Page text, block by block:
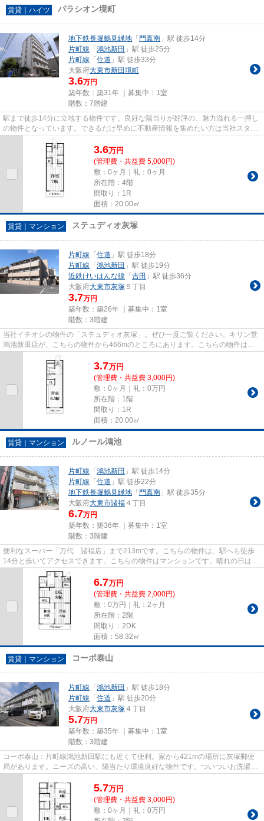
賃貸｜ハイツ パラシオン境町
地下鉄長堀鶴見緑地 「 門真南 」駅 徒歩14分
片町線 「 鴻池新田 」駅 徒歩25分
片町線 「 住道 」駅 徒歩33分
大阪府大東市新田境町
3.6万円
築年数：築31年 ｜募集中： 1室
階数：7階建
駅まで徒歩14分に立地する物件です。良好な陽当りが好評の、魅力溢れる一押し
の物件となっています。できるだけ早めに不動産情報を集めたい方は当社スタッ
フまでご連絡ください。地域...
3.6万円
(管理費・共益費 5,000円)
敷：0ヶ月｜礼：0ヶ月
所在階：4階
間取り：1R
面積：20.00㎡
賃貸｜マンション ステュディオ灰塚
片町線 「 住道 」駅 徒歩18分
片町線 「 鴻池新田 」駅 徒歩19分
近鉄けいはんな線 「 吉田 」駅 徒歩36分
大阪府大東市灰塚 ５丁目
3.7万円
築年数：築26年 ｜募集中： 1室
階数：3階建
当社イチオシの物件の「ステュディオ灰塚」。ぜひ一度ご覧ください。キリン堂
鴻池新田店が、こちらの物件から466mのところにあります。こちらの物件はマ
ンションです。陽が当たるマン...
3.7万円
(管理費・共益費 3,000円)
敷：0ヶ月｜礼：0万円
所在階：1階
間取り：1R
面積：20.00㎡
賃貸｜マンション ルノール鴻池
片町線 「 鴻池新田 」駅 徒歩14分
片町線 「 住道 」駅 徒歩22分
地下鉄長堀鶴見緑地 「 門真南 」駅 徒歩35分
大阪府大東市諸福 ４丁目
6.7万円
築年数：築36年 ｜募集中： 1室
階数：3階建
便利なスーパー「万代 諸福店」まで213mです。こちらの物件は、駅へも徒歩
14分と歩いてアクセスできます。こちらの物件はマンションです。晴れの日は気
持ち良い陽射しを感じながら一...
6.7万円
(管理費・共益費 2,000円)
敷：0万円｜礼：2ヶ月
所在階：2階
間取り：2DK
面積：58.32㎡
賃貸｜マンション コーポ泰山
片町線 「 鴻池新田 」駅 徒歩18分
片町線 「 住道 」駅 徒歩20分
大阪府大東市灰塚 ４丁目
5.7万円
築年数：築35年 ｜募集中： 1室
階数：3階建
コーポ泰山：片町線鴻池新田駅にも近くて便利。家から421mの場所に灰塚郵便
局があります。ニーズの高い、陽当たり環境良好な物件です。ついついお洗濯し
たくなっちゃいますよ。造りと...
5.7万円
(管理費・共益費 3,000円)
敷：0ヶ月｜礼：0万円